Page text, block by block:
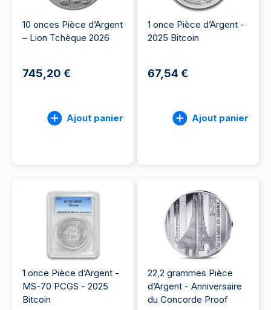
10 onces Pièce d’Argent
– Lion Tchèque 2026
745,20 €
Ajout panier
1 once Pièce d’Argent -
2025 Bitcoin
67,54 €
Ajout panier
1 once Pièce d’Argent -
MS-70 PCGS - 2025
Bitcoin
22,2 grammes Pièce
d’Argent - Anniversaire
du Concorde Proof